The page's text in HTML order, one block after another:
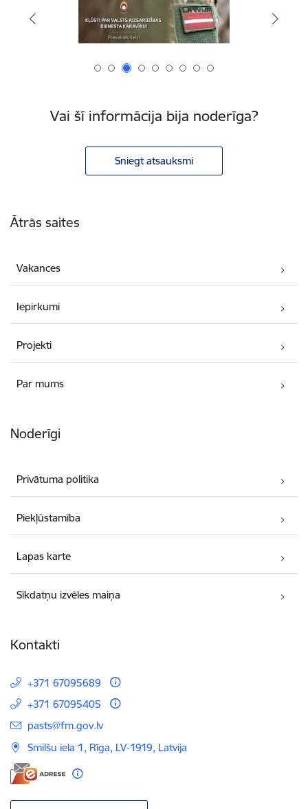
Vai šī informācija bija noderīga?
Sniegt atsauksmi
Ātrās saites
Vakances
Iepirkumi
Projekti
Par mums
Noderīgi
Privātuma politika
Piekļūstamība
Lapas karte
Sīkdatņu izvēles maiņa
Kontakti
+371 67095689
+371 67095405
E-pasts:
pasts@fm.gov.lv
Smilšu iela 1, Rīga, LV-1919, Latvija